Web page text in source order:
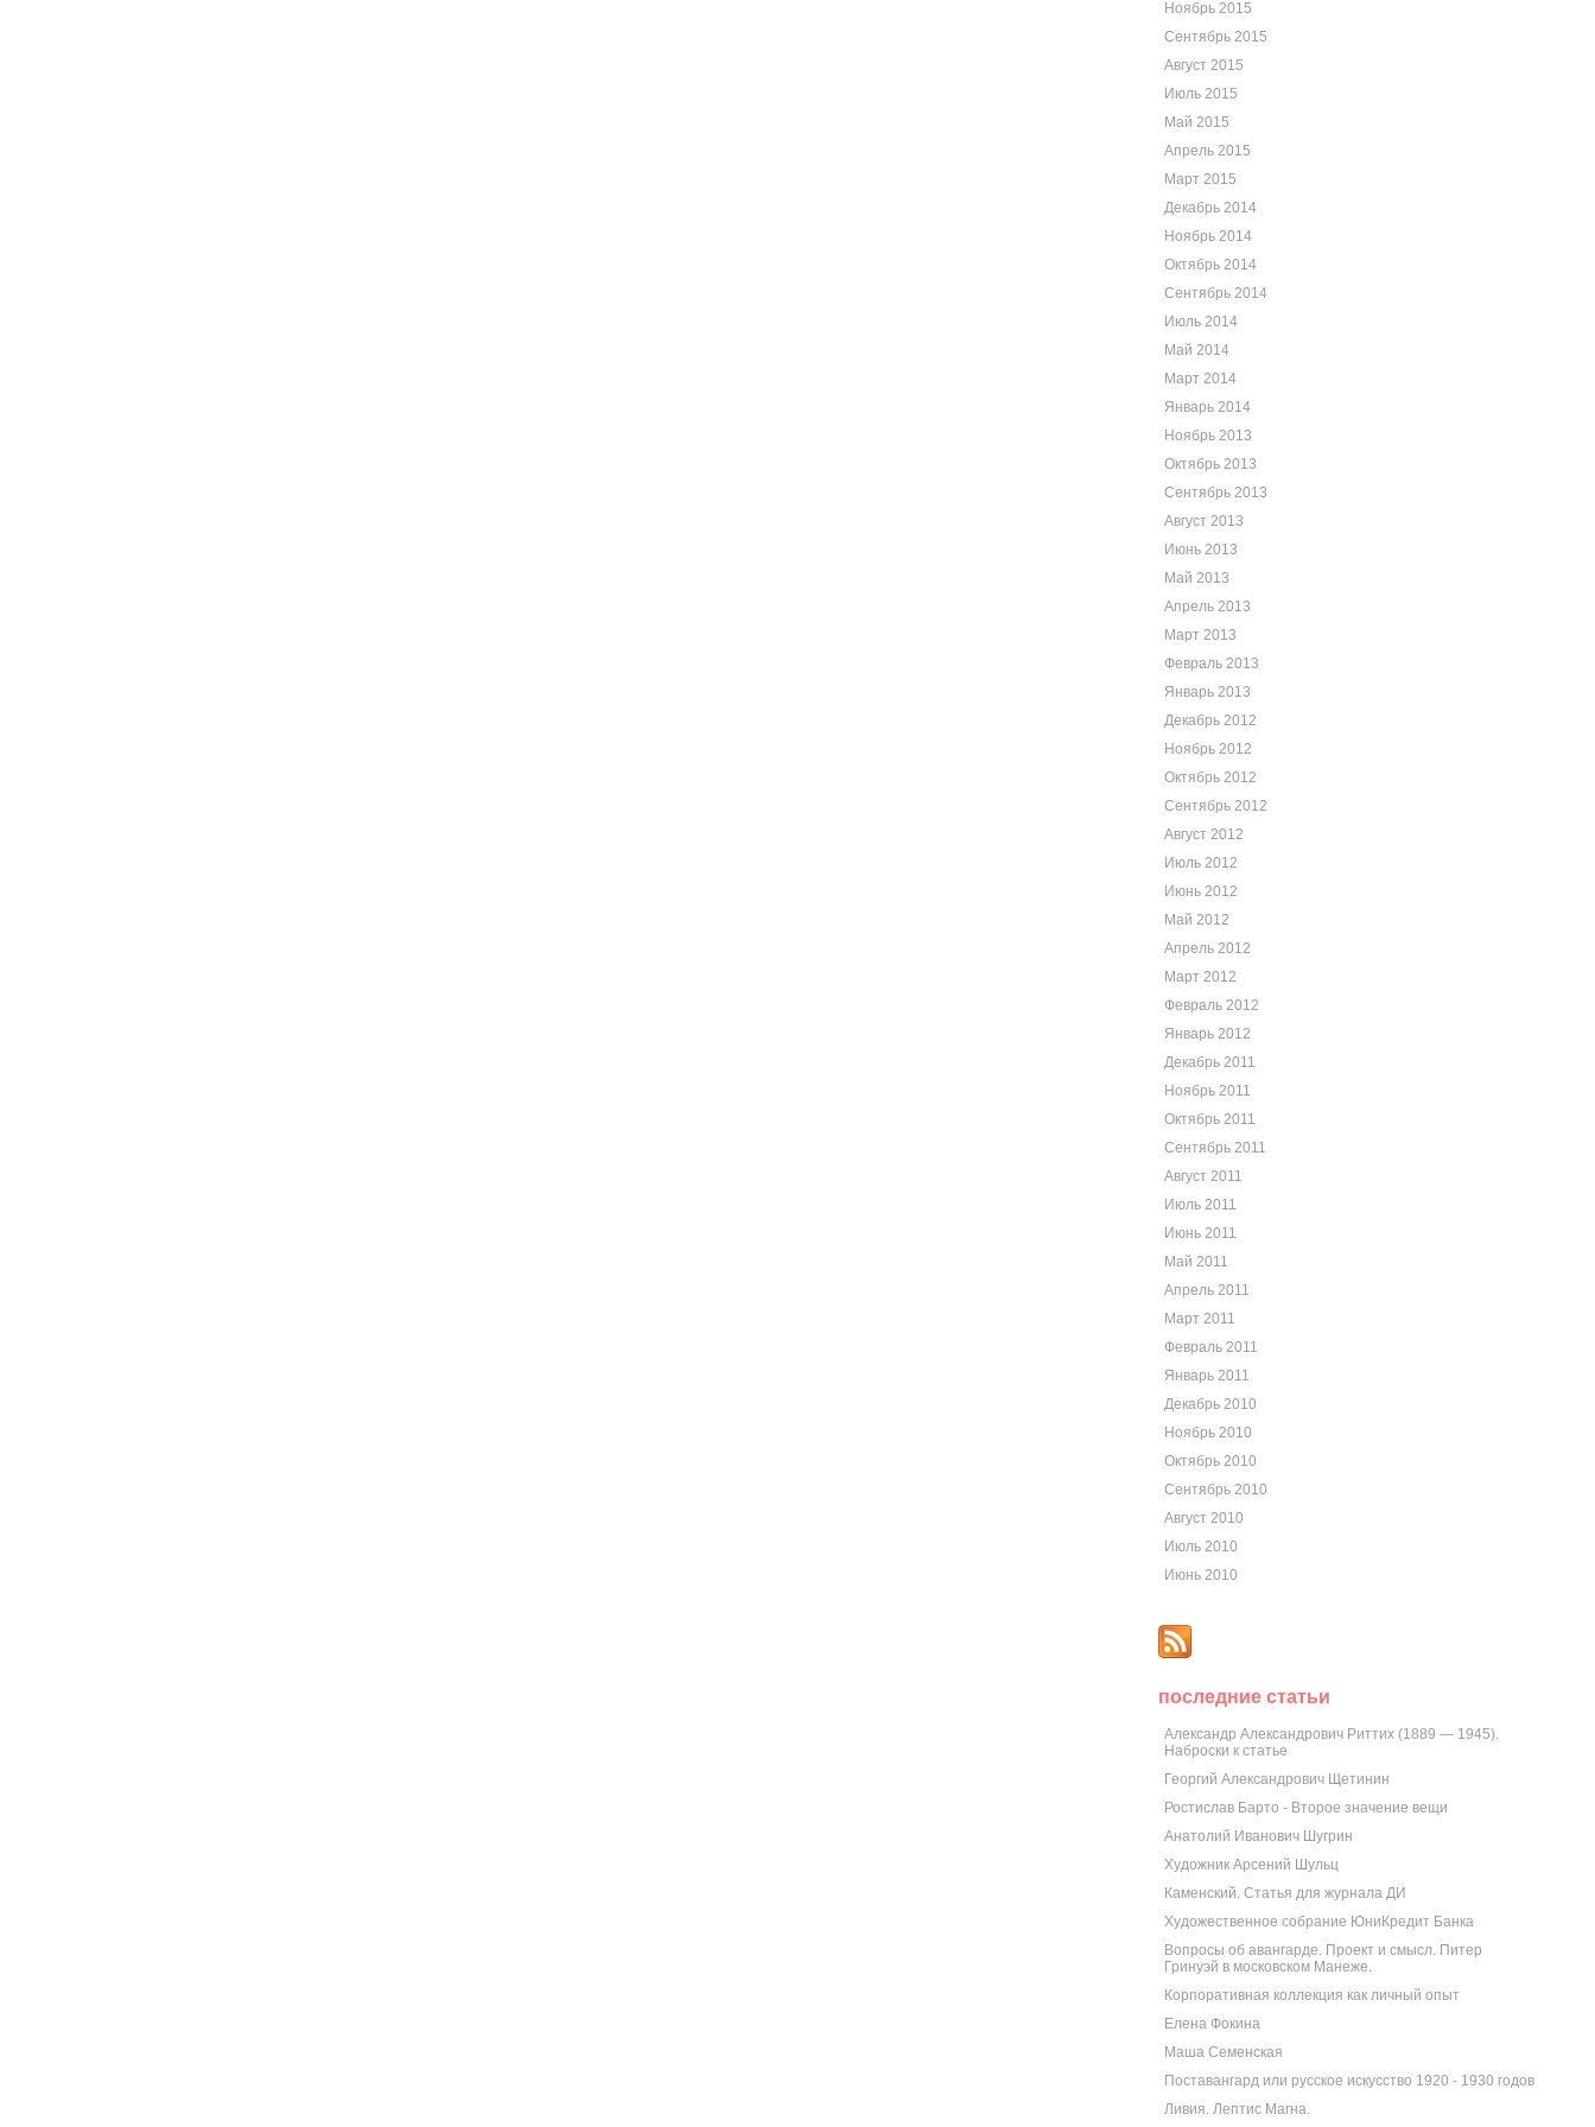
Ноябрь 2015
Сентябрь 2015
Август 2015
Июль 2015
Май 2015
Апрель 2015
Март 2015
Декабрь 2014
Ноябрь 2014
Октябрь 2014
Сентябрь 2014
Июль 2014
Май 2014
Март 2014
Январь 2014
Ноябрь 2013
Октябрь 2013
Сентябрь 2013
Август 2013
Июнь 2013
Май 2013
Апрель 2013
Март 2013
Февраль 2013
Январь 2013
Декабрь 2012
Ноябрь 2012
Октябрь 2012
Сентябрь 2012
Август 2012
Июль 2012
Июнь 2012
Май 2012
Апрель 2012
Март 2012
Февраль 2012
Январь 2012
Декабрь 2011
Ноябрь 2011
Октябрь 2011
Сентябрь 2011
Август 2011
Июль 2011
Июнь 2011
Май 2011
Апрель 2011
Март 2011
Февраль 2011
Январь 2011
Декабрь 2010
Ноябрь 2010
Октябрь 2010
Сентябрь 2010
Август 2010
Июль 2010
Июнь 2010
последние статьи
Александр Александрович Риттих (1889 — 1945).
Наброски к статье
Георгий Александрович Щетинин
Ростислав Барто - Второе значение вещи
Анатолий Иванович Шугрин
Художник Арсений Шульц
Каменский. Статья для журнала ДИ
Художественное собрание ЮниКредит Банка
Вопросы об авангарде. Проект и смысл. Питер
Гринуэй в московском Манеже.
Корпоративная коллекция как личный опыт
Елена Фокина
Маша Семенская
Поставангард или русское искусство 1920 - 1930 годов
Ливия. Лептис Магна.